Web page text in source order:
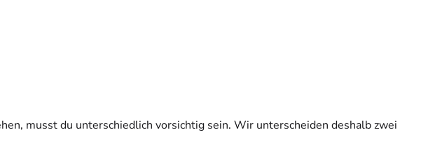
musst du unterschiedlich vorsichtig sein. Wir unterscheiden deshalb zwei